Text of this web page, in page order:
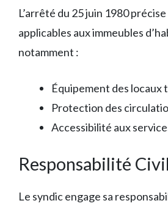
L’arrêté du 25 juin 1980
applicables aux immeubles
notamment :
Équipement des locaux
Protection des
Accessibilité aux
Responsabilité
Le syndic engage sa